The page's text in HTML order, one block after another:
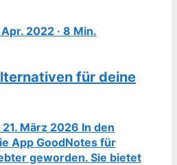
Apr. 2022 · 8 Min.
für deine
März 2026 In den
App GoodNotes für
geworden. Sie bietet